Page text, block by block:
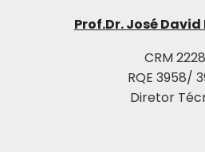
Prof.Dr. José
CRM
RQE 3958/
Diretor